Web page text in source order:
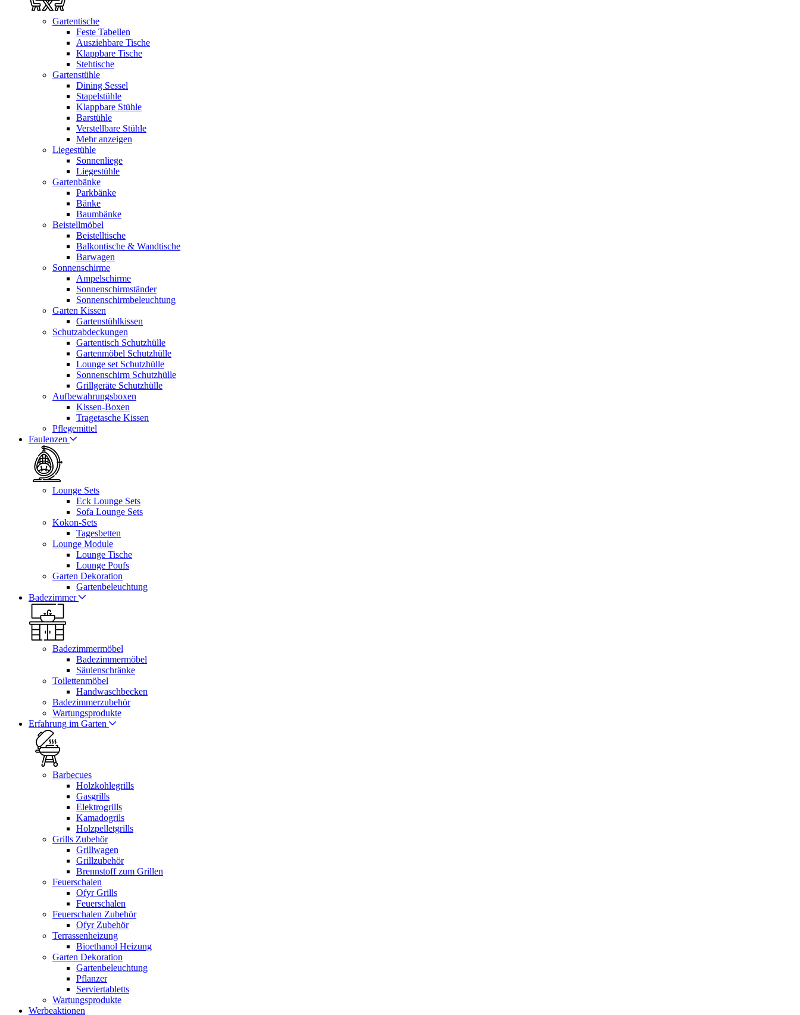
Gartentische
Feste Tabellen
Ausziehbare Tische
Klappbare Tische
Stehtische
Gartenstühle
Dining Sessel
Stapelstühle
Klappbare Stühle
Barstühle
Verstellbare Stühle
Mehr anzeigen
Liegestühle
Sonnenliege
Liegestühle
Gartenbänke
Parkbänke
Bänke
Baumbänke
Beistellmöbel
Beistelltische
Balkontische & Wandtische
Barwagen
Sonnenschirme
Ampelschirme
Sonnenschirmständer
Sonnenschirmbeleuchtung
Garten Kissen
Gartenstühlkissen
Schutzabdeckungen
Gartentisch Schutzhülle
Gartenmöbel Schutzhülle
Lounge set Schutzhülle
Sonnenschirm Schutzhülle
Grillgeräte Schutzhülle
Aufbewahrungsboxen
Kissen-Boxen
Tragetasche Kissen
Pflegemittel
Faulenzen
Lounge Sets
Eck Lounge Sets
Sofa Lounge Sets
Kokon-Sets
Tagesbetten
Lounge Module
Lounge Tische
Lounge Poufs
Garten Dekoration
Gartenbeleuchtung
Badezimmer
Badezimmermöbel
Badezimmermöbel
Säulenschränke
Toilettenmöbel
Handwaschbecken
Badezimmerzubehör
Wartungsprodukte
Erfahrung im Garten
Barbecues
Holzkohlegrills
Gasgrills
Elektrogrills
Kamadogrils
Holzpelletgrills
Grills Zubehör
Grillwagen
Grillzubehör
Brennstoff zum Grillen
Feuerschalen
Ofyr Grills
Feuerschalen
Feuerschalen Zubehör
Ofyr Zubehör
Terrassenheizung
Bioethanol Heizung
Garten Dekoration
Gartenbeleuchtung
Pflanzer
Serviertabletts
Wartungsprodukte
Werbeaktionen